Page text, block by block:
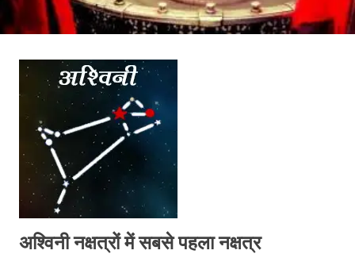
अश्विनी नक्षत्रों में सबसे पहला नक्षत्र